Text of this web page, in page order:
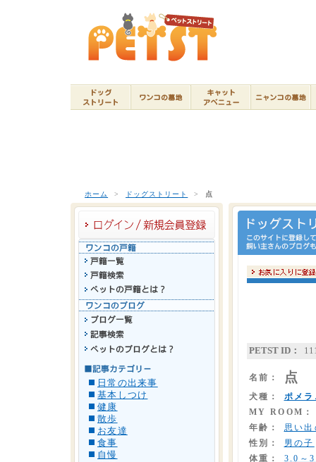
ホーム > ドッグストリート > 点
日常の出来事
基本しつけ
健康
散歩
お友達
食事
自慢
PETST ID：
名前： 点
犬種：
ポメ
MY ROOM：
年齢：
思い
性別：
男の子
体重：
3.0～